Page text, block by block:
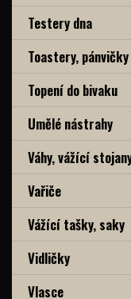
Testery dna
Toastery, pánvičky
Topení do bivaku
Umělé nástrahy
Váhy, vážící
Vařiče
Vážící tašky, saky
Vidličky
Vlasce